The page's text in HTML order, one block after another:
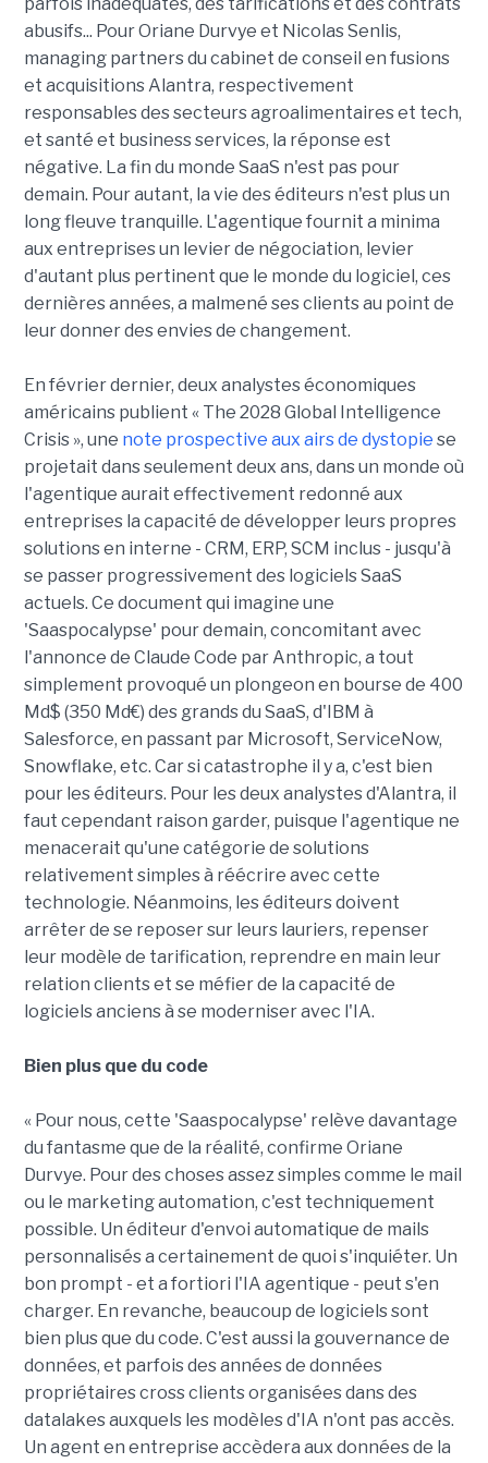
parfois inadéquates, des tarifications et des contrats
abusifs... Pour Oriane Durvye et Nicolas Senlis,
managing partners du cabinet de conseil en fusions
et acquisitions Alantra, respectivement
responsables des secteurs agroalimentaires et tech,
et santé et business services, la réponse est
négative. La fin du monde SaaS n'est pas pour
demain. Pour autant, la vie des éditeurs n'est plus un
long fleuve tranquille. L'agentique fournit a minima
aux entreprises un levier de négociation, levier
d'autant plus pertinent que le monde du logiciel, ces
dernières années, a malmené ses clients au point de
leur donner des envies de changement.
En février dernier, deux analystes économiques
américains publient « The 2028 Global Intelligence
Crisis », une note prospective aux airs de dystopie se
projetait dans seulement deux ans, dans un monde où
l'agentique aurait effectivement redonné aux
entreprises la capacité de développer leurs propres
solutions en interne - CRM, ERP, SCM inclus - jusqu'à
se passer progressivement des logiciels SaaS
actuels. Ce document qui imagine une
'Saaspocalypse' pour demain, concomitant avec
l'annonce de Claude Code par Anthropic, a tout
simplement provoqué un plongeon en bourse de 400
Md$ (350 Md€) des grands du SaaS, d'IBM à
Salesforce, en passant par Microsoft, ServiceNow,
Snowflake, etc. Car si catastrophe il y a, c'est bien
pour les éditeurs. Pour les deux analystes d'Alantra, il
faut cependant raison garder, puisque l'agentique ne
menacerait qu'une catégorie de solutions
relativement simples à réécrire avec cette
technologie. Néanmoins, les éditeurs doivent
arrêter de se reposer sur leurs lauriers, repenser
leur modèle de tarification, reprendre en main leur
relation clients et se méfier de la capacité de
logiciels anciens à se moderniser avec l'IA.
Bien plus que du code
« Pour nous, cette 'Saaspocalypse' relève davantage
du fantasme que de la réalité, confirme Oriane
Durvye. Pour des choses assez simples comme le mail
ou le marketing automation, c'est techniquement
possible. Un éditeur d'envoi automatique de mails
personnalisés a certainement de quoi s'inquiéter. Un
bon prompt - et a fortiori l'IA agentique - peut s'en
charger. En revanche, beaucoup de logiciels sont
bien plus que du code. C'est aussi la gouvernance de
données, et parfois des années de données
propriétaires cross clients organisées dans des
datalakes auxquels les modèles d'IA n'ont pas accès.
Un agent en entreprise accèdera aux données de la